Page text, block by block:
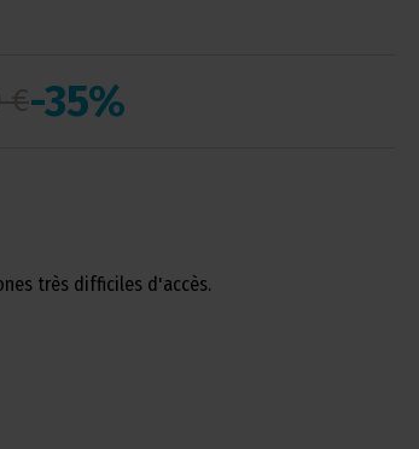
-35%
très difficiles d'accès.